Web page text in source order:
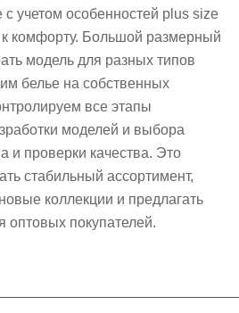
с учетом особенностей plus size
комфорту. Большой размерный
модель для разных типов
белье на собственных
все этапы
моделей и выбора
и проверки качества. Это
стабильный ассортимент,
коллекции и предлагать
оптовых покупателей.